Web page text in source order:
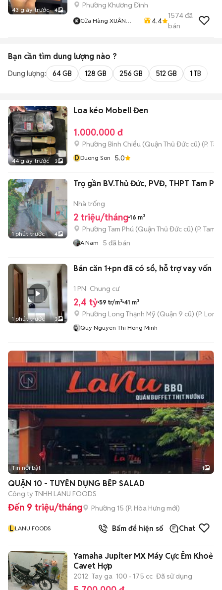
43 giây trước 4
Phường Khương Đình
Cửa Hàng XUÂN
4.4
1574đã
bán
Bạn cần tìm dung lượng nào ?
Dung lượng: 64 GB 128 GB 256 GB 512 GB 1 TB
44 giây trước 3
Loa kéo Mobell Đen
1.000.000 đ
Phường Bình Chiểu (Quận Thủ Đức cũ) (P.
DDuong Son 5.0
1 phút trước 4
Trọ gần BV.Thủ Đức, PVĐ, THPT Tam
Nhà trống
2 triệu/tháng 16 m²
Phường Tam Phú (Quận Thủ Đức cũ) (P. Tam
A.nam 5 đã bán
1 phút trước 3
Bán căn 1+pn đã có sổ, hỗ trợ vay vốn
1 PN Chung cư
2,4 tỷ 59 tr/m² 41 m²
Phường Long Thạnh Mỹ (Quận 9 cũ) (P.
Quy Nguyen Thi Hong Minh
Tin nổi bật 1
QUẬN 10 - TUYỂN DỤNG BẾP SALAD
Công ty TNHH LANU FOODS
Đến 9 triệu/tháng Phường 15 (P. Hòa Hưng mới)
L LANU FOODS Bấm để hiện số Chat
Yamaha Jupiter MX Máy Cực Êm Khoẻ
Cavet Hợp
2012 Tay ga 100 - 175 cc Đã sử dụng